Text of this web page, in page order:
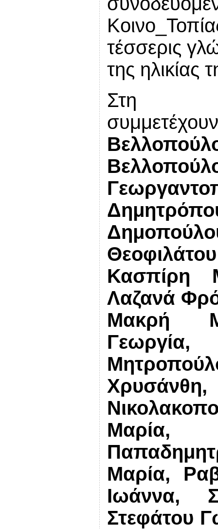
τέσσερις
της ηλικίας
Στη
Κασπίρη
Λαζανά
Μακρή
Γεωργία,
Μαρία,
Μαρία,
Ιωάννα,
Στεφάτου